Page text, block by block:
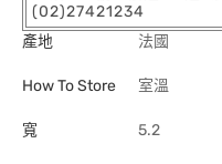
(02)27421234
產地
法國
How To Store 室溫
寬 5.2